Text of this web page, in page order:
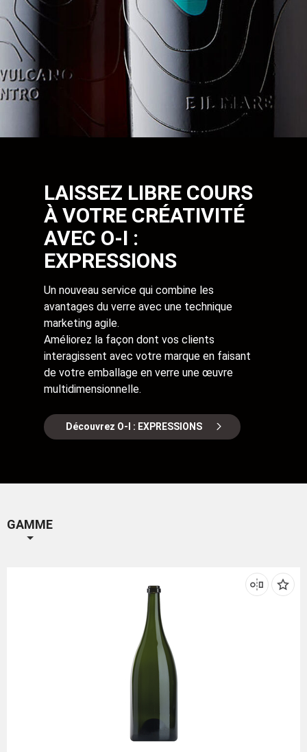
LAISSEZ LIBRE COURS
À VOTRE CRÉATIVITÉ
AVEC O-I :
EXPRESSIONS
Un nouveau service qui combine les
avantages du verre avec une technique
marketing agile.
Améliorez la façon dont vos clients
interagissent avec votre marque en faisant
de votre emballage en verre une œuvre
multidimensionnelle.
Découvrez O-I : EXPRESSIONS
GAMME